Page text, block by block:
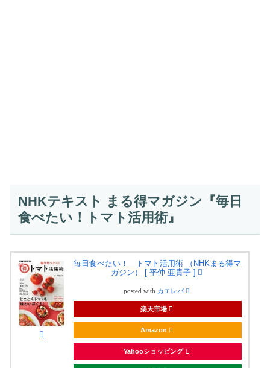
NHKテキスト まる得マガジン『毎日
食べたい！トマト活用術』
毎日食べたい！ トマト活用術 （NHKまる得マ
ガジン） [ 平仲 亜貴子 ]
posted with カエレバ
楽天市場
Amazon
Yahooショッピング